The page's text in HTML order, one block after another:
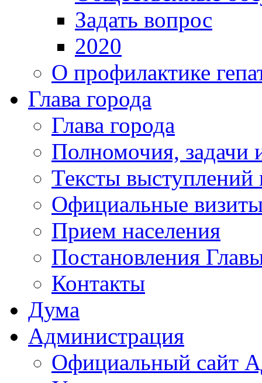
Задать вопрос
2020
О профилактике
Глава города
Глава города
Полномочия, задачи
Тексты выступлений
Официальные
Прием населения
Постановления
Контакты
Дума
Администрация
Официальный сайт